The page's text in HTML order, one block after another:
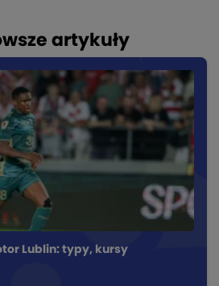
artykuły
Lublin: typy, kursy